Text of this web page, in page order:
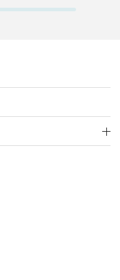
ブースお
モダンホ
フレーム
に、
です。